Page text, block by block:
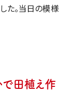
た。当日の模様
で田植え作